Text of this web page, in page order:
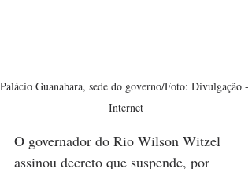
Palácio Guanabara, sede do governo/Foto: Divulgação -
Internet
O governador do Rio Wilson Witzel
assinou decreto que suspende, por